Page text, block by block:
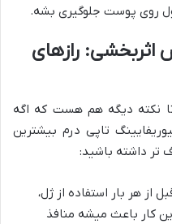
روی پوست جلوگیری بشه.
اثربخشی: رازهای
نکته دیگه هم هست که اگه
تاپی درم بیشترین
تر داشته باشید:
از هر بار استفاده از ژل،
کار باعث میشه منافذ